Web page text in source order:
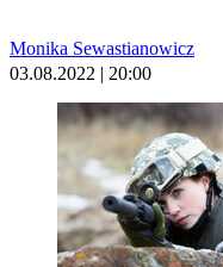
Monika Sewastianowicz
03.08.2022 | 20:00